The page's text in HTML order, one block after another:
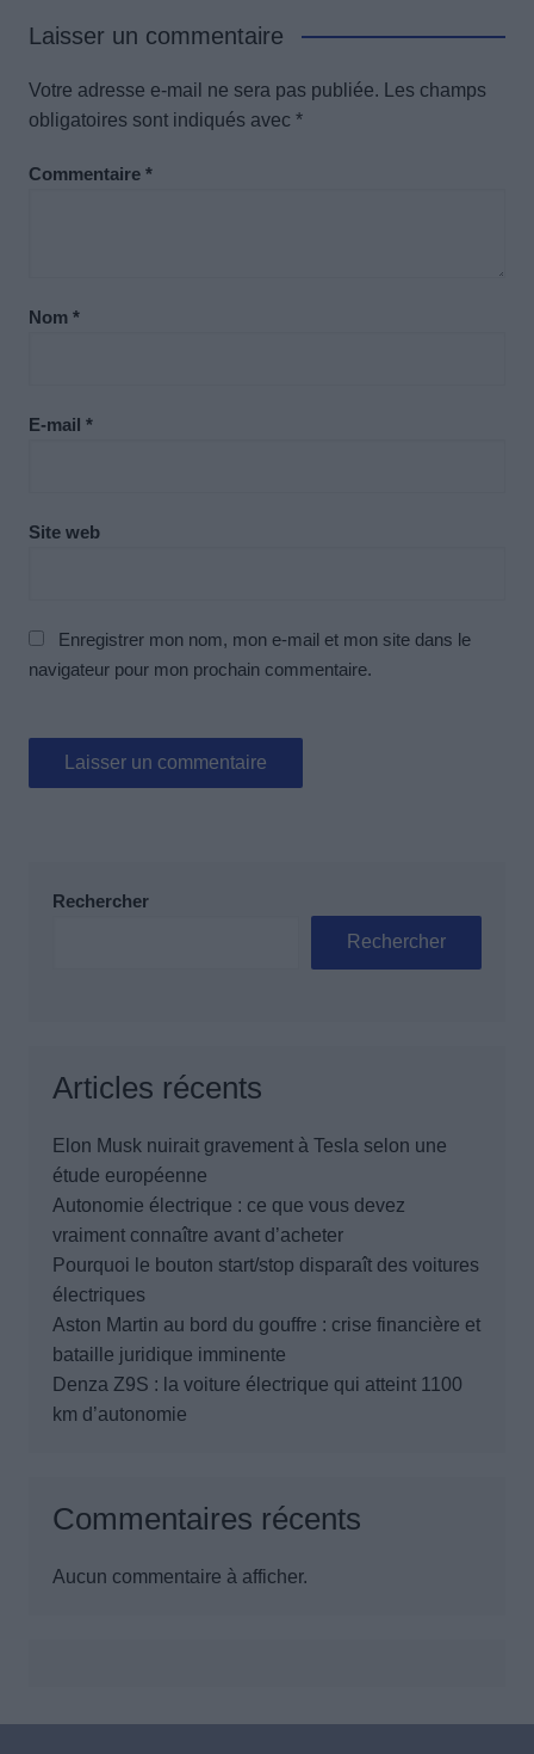
Laisser un commentaire
Votre adresse e-mail ne sera pas publiée.
Les champs
obligatoires sont indiqués avec *
Commentaire *
Nom *
E-mail *
Site web
Enregistrer mon nom, mon e-mail et mon site dans le
navigateur pour mon prochain commentaire.
Rechercher
Rechercher
Articles récents
Elon Musk nuirait gravement à Tesla selon une
étude européenne
Autonomie électrique : ce que vous devez
vraiment connaître avant d’acheter
Pourquoi le bouton start/stop disparaît des voitures
électriques
Aston Martin au bord du gouffre : crise financière et
bataille juridique imminente
Denza Z9S : la voiture électrique qui atteint 1100
km d’autonomie
Commentaires récents
Aucun commentaire à afficher.